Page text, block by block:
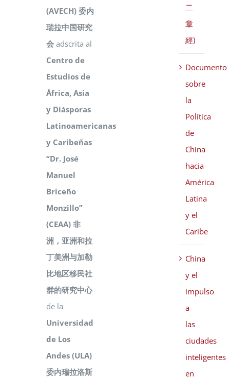
(AVECH) 委内
瑞拉中国研究
会adscrita al
Centro de
Estudios de
África, Asia
y Diásporas
Latinoamericanas
y Caribeñas
“Dr. José
Manuel
Briceño
Monzillo”
(CEAA) 非
洲，亚洲和拉
丁美洲与加勒
比地区移民社
群的研究中心
de la
Universidad
de Los
Andes (ULA)
委内瑞拉洛斯
二
章
經)
Documento
sobre
la
Política
de
China
hacia
América
Latina
y el
Caribe
China
y el
impulso
a
las
ciudades
inteligentes
en